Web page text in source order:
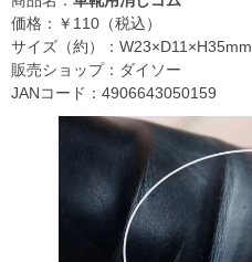
価格：￥110（税込）
サイズ（約）：W23×D11×H35mm
販売ショップ：ダイソー
JANコード：4906643050159